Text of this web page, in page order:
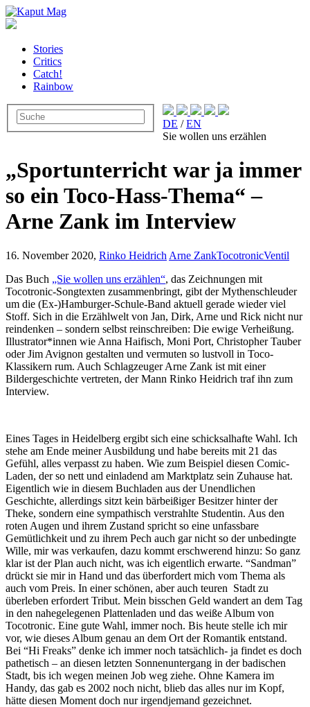
Stories
Critics
Catch!
Rainbow
DE /EN
Sie wollen uns erzählen
„Sportunterricht war ja immer
so ein Toco-Hass-Thema“ –
Arne Zank im Interview
16. November 2020, Rinko Heidrich Arne ZankTocotronicVentil
Das Buch „Sie wollen uns erzählen“, das Zeichnungen mit
Tocotronic-Songtexten zusammenbringt, gibt der Mythenschleuder
um die (Ex-)Hamburger-Schule-Band aktuell gerade wieder viel
Stoff. Sich in die Erzählwelt von Jan, Dirk, Arne und Rick nicht nur
reindenken – sondern selbst reinschreiben: Die ewige Verheißung.
Illustrator*innen wie Anna Haifisch, Moni Port, Christopher Tauber
oder Jim Avignon gestalten und vermuten so lustvoll in Toco-
Klassikern rum. Auch Schlagzeuger Arne Zank ist mit einer
Bildergeschichte vertreten, der Mann Rinko Heidrich traf ihn zum
Interview.
Eines Tages in Heidelberg ergibt sich eine schicksalhafte Wahl. Ich
stehe am Ende meiner Ausbildung und habe bereits mit 21 das
Gefühl, alles verpasst zu haben. Wie zum Beispiel diesen Comic-
Laden, der so nett und einladend am Marktplatz sein Zuhause hat.
Eigentlich wie in diesem Buchladen aus der Unendlichen
Geschichte, allerdings sitzt kein bärbeißiger Besitzer hinter der
Theke, sondern eine sympathisch verstrahlte Studentin. Aus den
roten Augen und ihrem Zustand spricht so eine unfassbare
Gemütlichkeit und zu ihrem Pech auch gar nicht so der unbedingte
Wille, mir was verkaufen, dazu kommt erschwerend hinzu: So ganz
klar ist der Plan auch nicht, was ich eigentlich erwarte. “Sandman”
drückt sie mir in Hand und das überfordert mich vom Thema als
auch vom Preis. In einer schönen, aber auch teuren Stadt zu
überleben erfordert Tribut. Mein bisschen Geld wandert an dem Tag
in den nahegelegenen Plattenladen und das weiße Album von
Tocotronic. Eine gute Wahl, immer noch. Bis heute stelle ich mir
vor, wie dieses Album genau an dem Ort der Romantik entstand.
Bei “Hi Freaks” denke ich immer noch tatsächlich- ja findet es doch
pathetisch – an diesen letzten Sonnenuntergang in der badischen
Stadt, bis ich wegen meinen Job weg ziehe. Ohne Kamera im
Handy, das gab es 2002 noch nicht, blieb das alles nur im Kopf,
hätte diesen Moment doch nur irgendjemand gezeichnet.